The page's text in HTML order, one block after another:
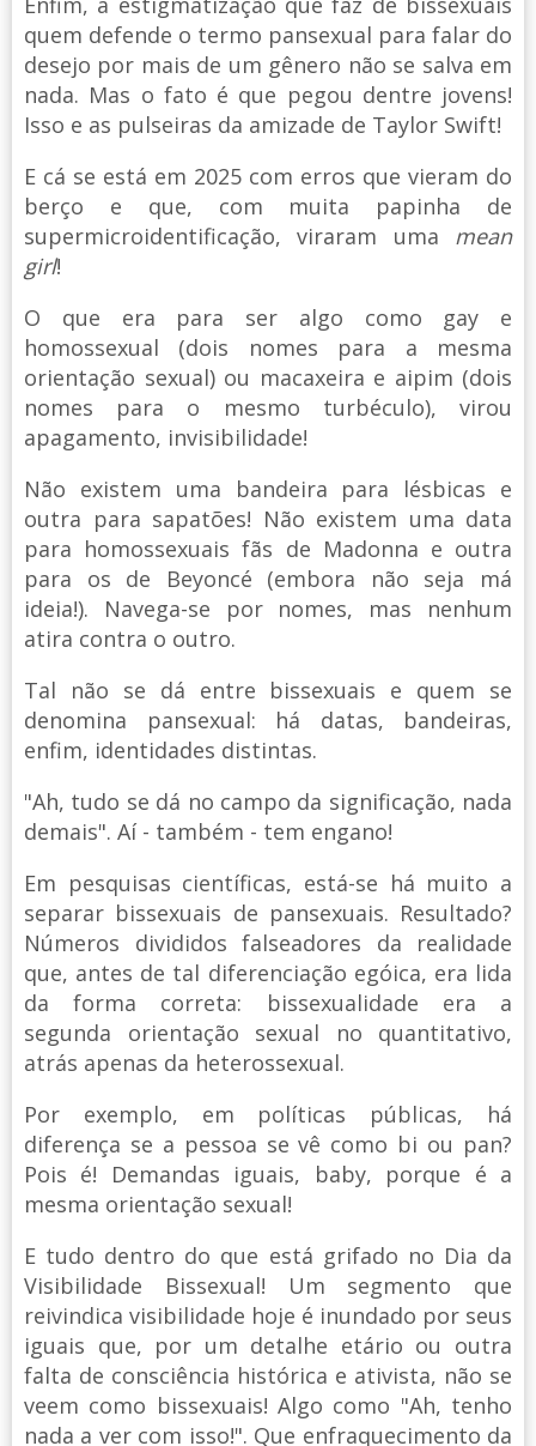
quem defende o termo pansexual para falar do
desejo por mais de um gênero não se salva em
nada. Mas o fato é que pegou dentre jovens!
Isso e as pulseiras da amizade de Taylor Swift!
E cá se está em 2025 com erros que vieram do
berço e que, com muita papinha de
supermicroidentificação, viraram uma mean
girl!
O que era para ser algo como gay e
homossexual (dois nomes para a mesma
orientação sexual) ou macaxeira e aipim (dois
nomes para o mesmo turbéculo), virou
apagamento, invisibilidade!
Não existem uma bandeira para lésbicas e
outra para sapatões! Não existem uma data
para homossexuais fãs de Madonna e outra
para os de Beyoncé (embora não seja má
ideia!). Navega-se por nomes, mas nenhum
atira contra o outro.
Tal não se dá entre bissexuais e quem se
denomina pansexual: há datas, bandeiras,
enfim, identidades distintas.
"Ah, tudo se dá no campo da significação, nada
demais". Aí - também - tem engano!
Em pesquisas científicas, está-se há muito a
separar bissexuais de pansexuais. Resultado?
Números divididos falseadores da realidade
que, antes de tal diferenciação egóica, era lida
da forma correta: bissexualidade era a
segunda orientação sexual no quantitativo,
atrás apenas da heterossexual.
Por exemplo, em políticas públicas, há
diferença se a pessoa se vê como bi ou pan?
Pois é! Demandas iguais, baby, porque é a
mesma orientação sexual!
E tudo dentro do que está grifado no Dia da
Visibilidade Bissexual! Um segmento que
reivindica visibilidade hoje é inundado por seus
iguais que, por um detalhe etário ou outra
falta de consciência histórica e ativista, não se
veem como bissexuais! Algo como "Ah, tenho
nada a ver com isso!". Que enfraquecimento da